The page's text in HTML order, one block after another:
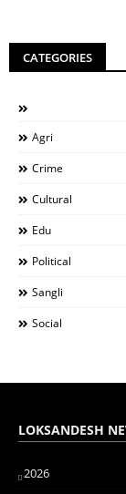
CATEGORIES
Agri
Crime
Cultural
Edu
Political
Sangli
Social
LOKSANDESH
2026